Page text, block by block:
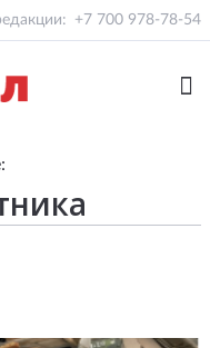
+7 700 978-78-54